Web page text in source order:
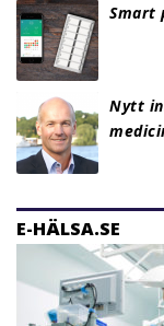
Smart
Nytt
E-HÄLSA.SE